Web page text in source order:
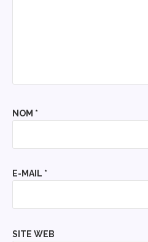
NOM *
E-MAIL *
SITE WEB